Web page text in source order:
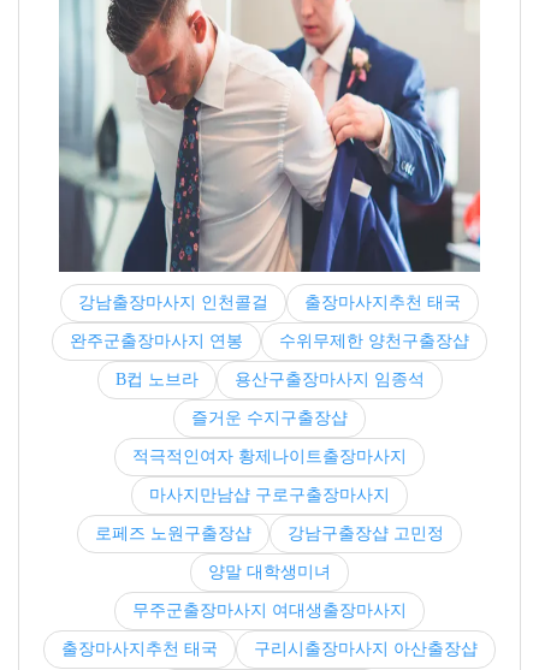
강남출장마사지 인천콜걸 출장마사지추천 태국
완주군출장마사지 연봉 수위무제한 양천구출장샵
B컵 노브라 용산구출장마사지 임종석
즐거운 수지구출장샵
적극적인여자 황제나이트출장마사지
마사지만남샵 구로구출장마사지
로페즈 노원구출장샵 강남구출장샵 고민정
양말 대학생미녀
무주군출장마사지 여대생출장마사지
출장마사지추천 태국 구리시출장마사지 아산출장샵